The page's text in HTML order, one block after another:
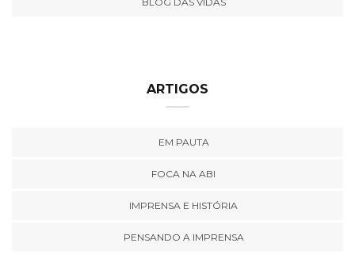
ARTIGOS
EM PAUTA
FOCA NA ABI
IMPRENSA E HISTÓRIA
PENSANDO A IMPRENSA